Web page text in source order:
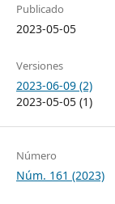
Publicado
2023-05-05
Versiones
2023-06-09 (2)
2023-05-05 (1)
Número
Núm. 161 (2023)